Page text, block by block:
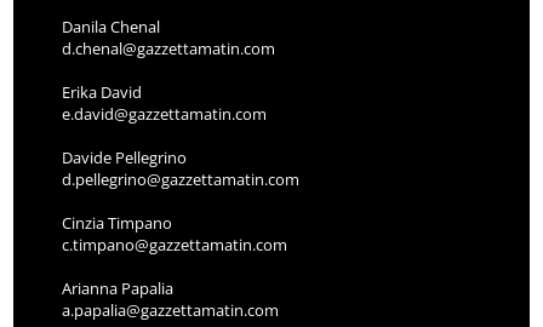
Danila Chenal
d.chenal@gazzettamatin.com
Erika David
e.david@gazzettamatin.com
Davide Pellegrino
d.pellegrino@gazzettamatin.com
Cinzia Timpano
c.timpano@gazzettamatin.com
Arianna Papalia
a.papalia@gazzettamatin.com